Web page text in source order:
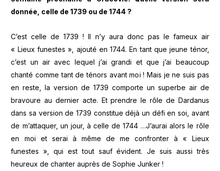
donnée, celle de 1739 ou de 1744 ?
C’est celle de 1739 ! Il n’y aura donc pas le fameux air
« Lieux funestes », ajouté en 1744. En tant que jeune ténor,
c’est un air avec lequel j’ai grandi et que j’ai beaucoup
chanté comme tant de ténors avant moi ! Mais je ne suis pas
en reste, la version de 1739 comporte un superbe air de
bravoure au dernier acte. Et prendre le rôle de Dardanus
dans sa version de 1739 constitue déjà un défi en soi, avant
de m’attaquer, un jour, à celle de 1744 …J’aurai alors le rôle
en moi et serai à même de me confronter à « Lieux
funestes », qui est tout sauf évident. Je suis aussi très
heureux de chanter auprès de Sophie Junker !